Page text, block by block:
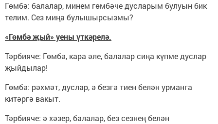
Гөмбә: балалар, минем гөмбәче дусларым булуын бик
телим. Сез миңа булышырсызмы?
«Гөмбә җый» уены үткәрелә.
Тәрбияче: Гөмбә, кара әле, балалар сиңа күпме дуслар
җыйдылар!
Гөмбә: рәхмәт, дуслар, ә безгә тиен белән урманга
китәргә вакыт.
Тәрбияче: ә хәзер, балалар, без сезнең белән